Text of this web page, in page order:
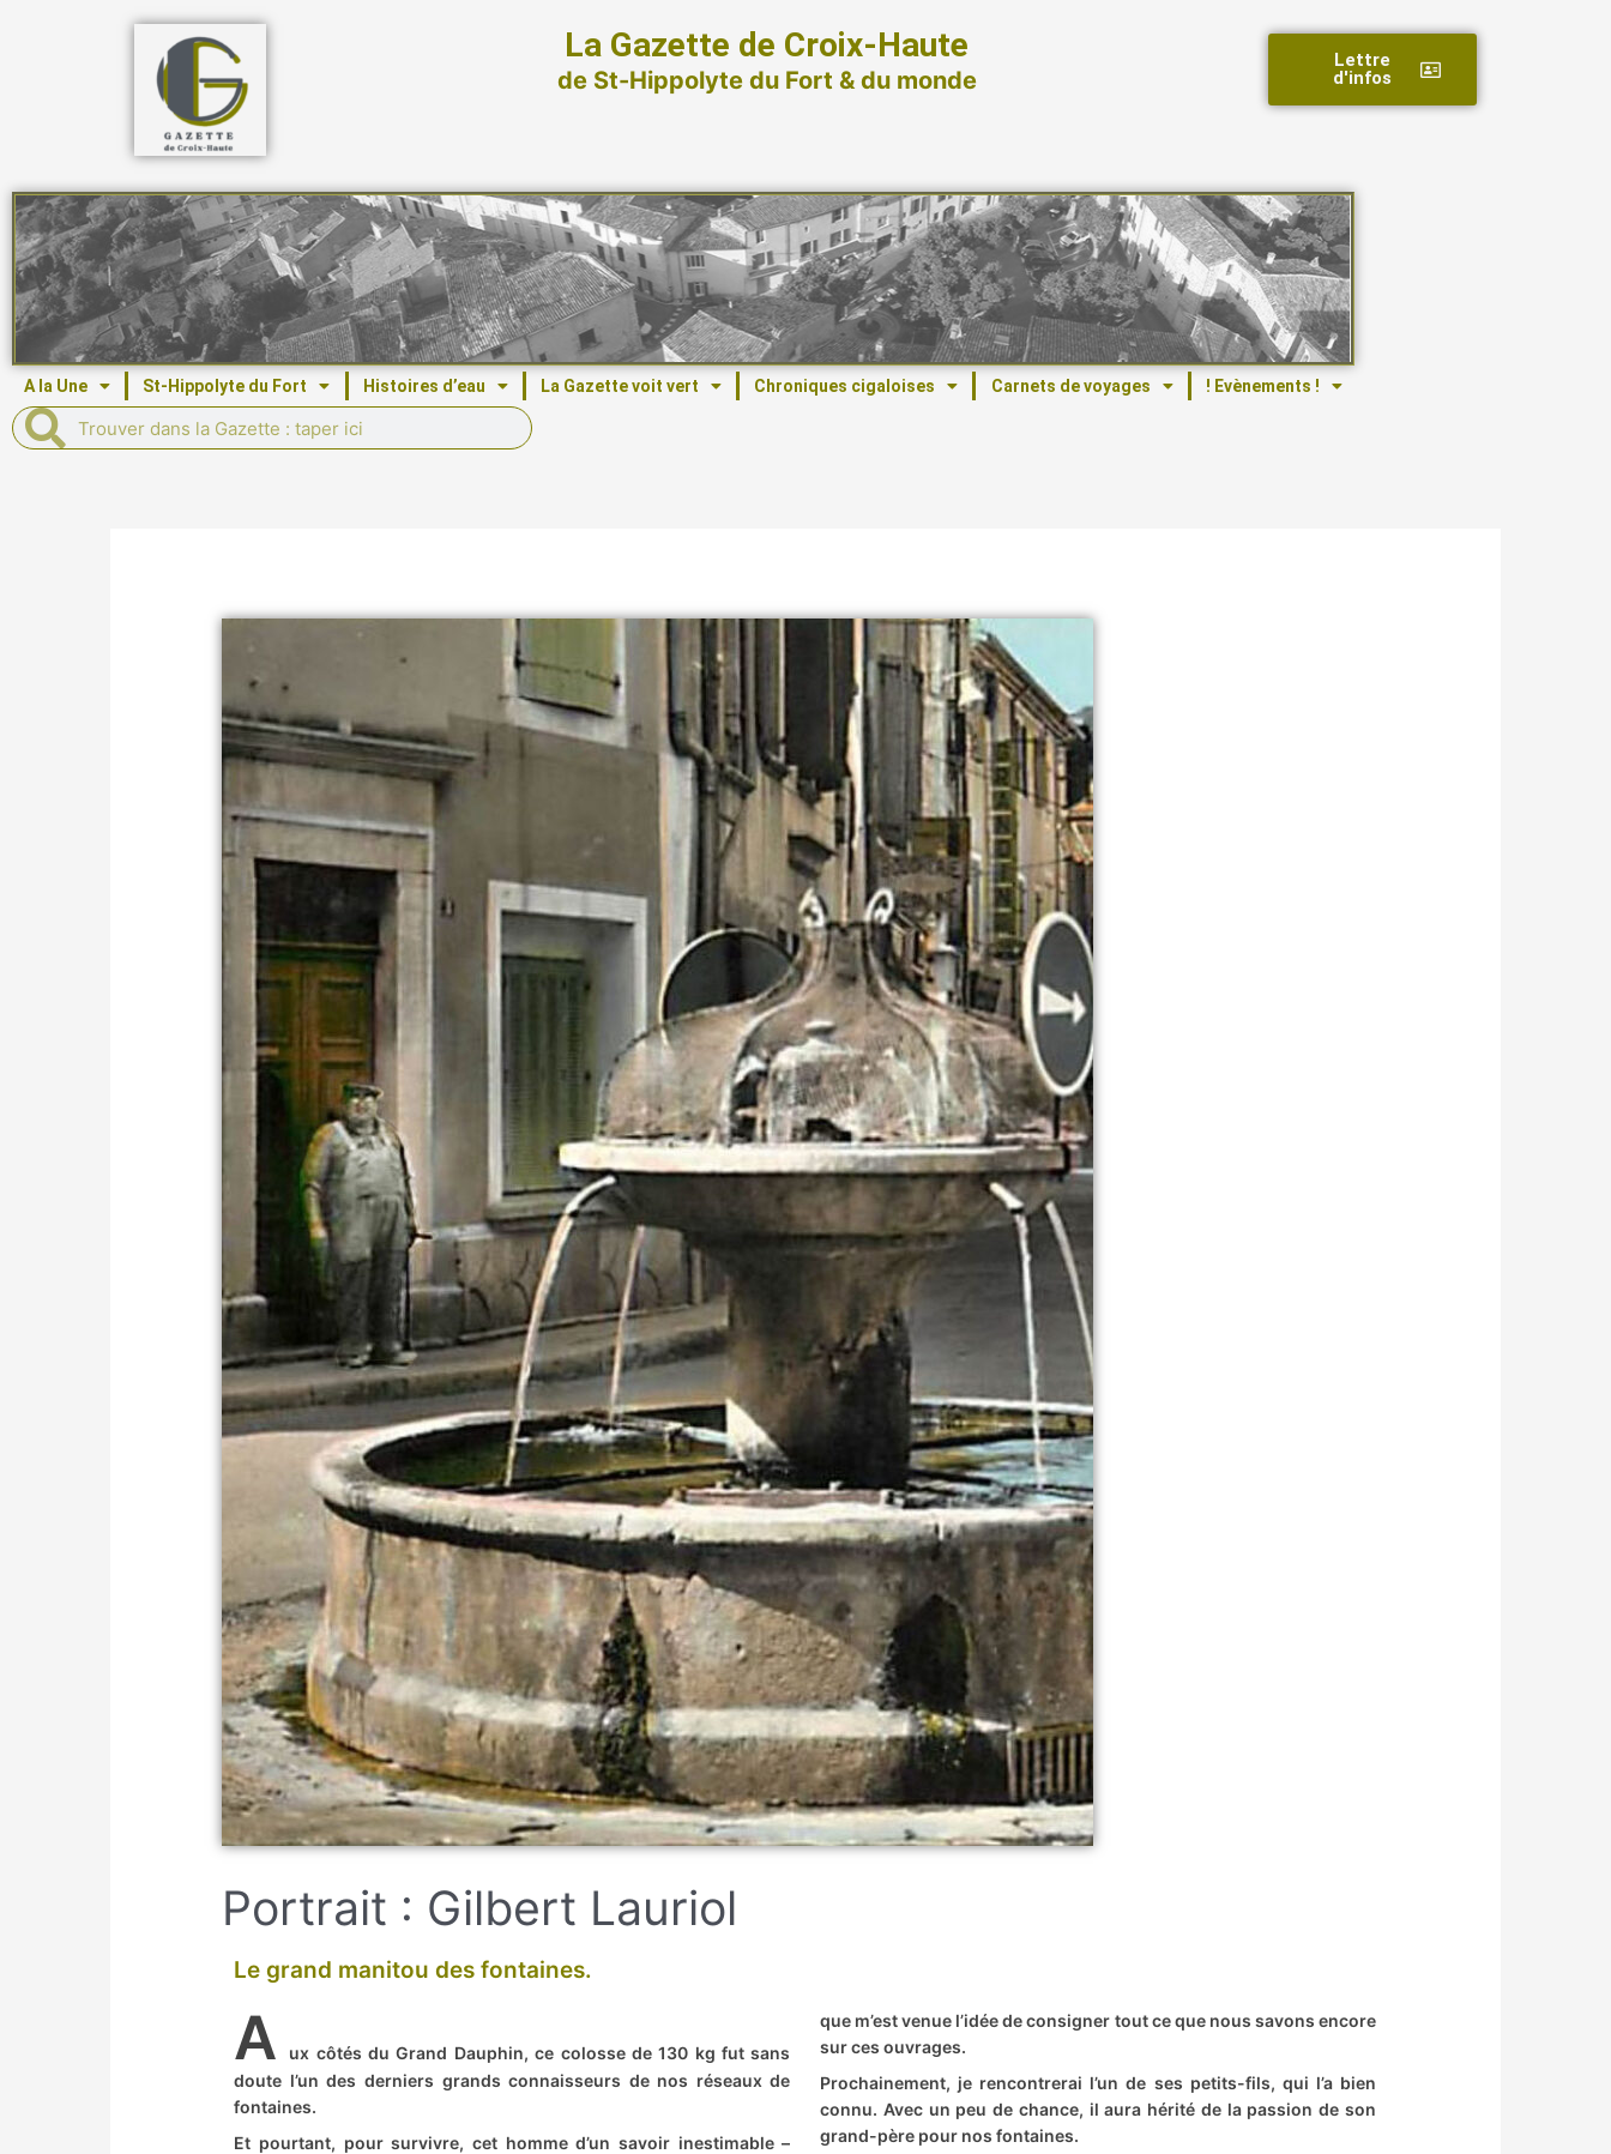
La Gazette de Croix-Haute
de St-Hippolyte du Fort & du monde
Lettre
d'infos
A la Une St-Hippolyte du Fort Histoires d’eau La Gazette voit vert Chroniques cigaloises Carnets de voyages ! Evènements !
RechercherRechercher
Portrait : Gilbert Lauriol
Le grand manitou des fontaines.
A
ux côtés du Grand Dauphin, ce colosse de 130 kg fut sans
doute l’un des derniers grands connaisseurs de nos réseaux de
fontaines.
Et pourtant, pour survivre, cet homme d’un savoir inestimable –
que m’est venue l’idée de consigner tout ce que nous savons encore
sur ces ouvrages.
Prochainement, je rencontrerai l’un de ses petits-fils, qui l’a bien
connu. Avec un peu de chance, il aura hérité de la passion de son
grand-père pour nos fontaines.